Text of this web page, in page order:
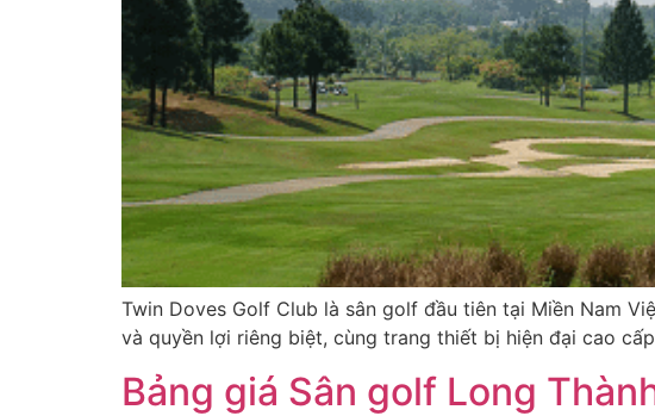
Twin Doves Golf Club là sân golf đầu tiên tại Miền Nam
và quyền lợi riêng biệt, cùng trang thiết bị hiện đại cao
Bảng giá Sân golf Long